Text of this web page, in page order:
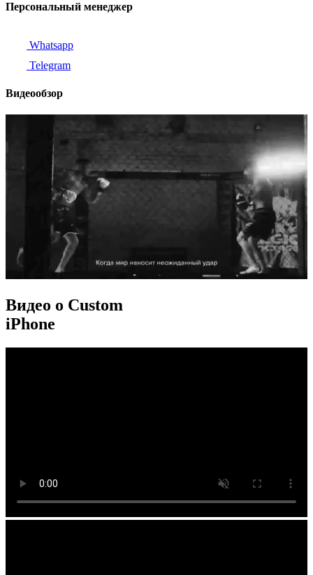
Персональный менеджер
Whatsapp
Telegram
Видеообзор
Видео о Custom
iPhone